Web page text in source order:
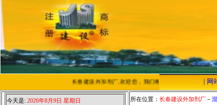
长春建设外加剂厂,欢迎您，我们将以优质的服务，低廉的
网
今天是: 2026年8月9日 星期日
所在位置： 长春建设外加剂厂 －